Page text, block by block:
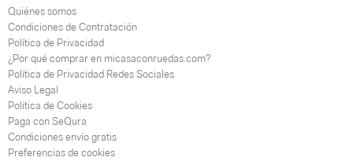
Quiénes somos
Condiciones de Contratación
Política de Privacidad
¿Por qué comprar en micasaconruedas.com?
Política de Privacidad Redes Sociales
Aviso Legal
Política de Cookies
Paga con SeQura
Condiciones envío gratis
Preferencias de cookies